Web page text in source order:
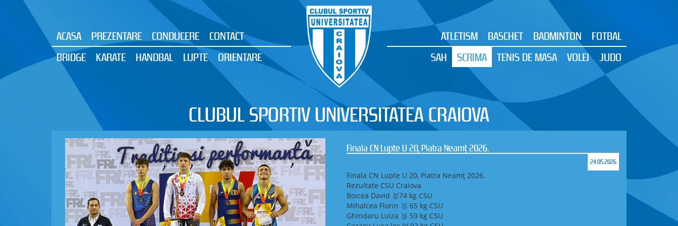
ACASA PREZENTARE CONDUCERE
CONTACT
BRIDGE
KARATE HANDBAL LUPTE ORIENTARE
ATLETISM BASCHET BADMINTON
FOTBAL
SAH
SCRIMA TENIS DE MASA VOLEI JUDO
CLUBUL SPORTIV UNIVERSITATEA CRAIOVA
Campionatul Național de Ștafetă și Campionatul Național pe Echipe la
Orientare
13.05.2026
CSU Craiova – două medalii de aur și una de bronz la Campionatul Național de
Ștafetă și Campionatul Național pe Echipe la Orientare
Maramureș (Baia Sprie / Șișești), 8–10 mai 2026